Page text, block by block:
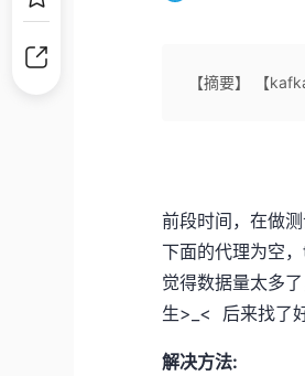
【摘要】 【
前段时间，在做
下面的代理为空
觉得数据量太多
生>_< 后来找了
解决方法: